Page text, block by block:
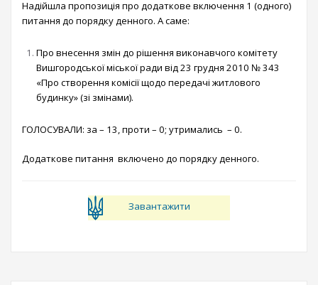
Надійшла пропозиція про додаткове включення 1 (одного)
питання до порядку денного. А саме:
Про внесення змін до рішення виконавчого комітету
Вишгородської міської ради від 23 грудня 2010 № 343
«Про створення комісії щодо передачі житлового
будинку» (зі змінами).
ГОЛОСУВАЛИ: за – 13, проти – 0; утримались – 0.
Додаткове питання включено до порядку денного.
Завантажити